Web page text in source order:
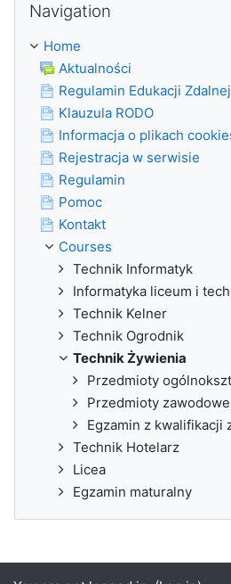
Navigation
Home
Aktualności
Regulamin Edukacji Zdalnej
Klauzula RODO
Informacja o plikach
Rejestracja w serwisie
Regulamin
Pomoc
Kontakt
Courses
Technik Informatyk
Informatyka liceum i
Technik Kelner
Technik Ogrodnik
Technik Żywienia
Przedmioty
Przedmioty zawodowe
Egzamin z kwalifikacji
Technik Hotelarz
Licea
Egzamin maturalny